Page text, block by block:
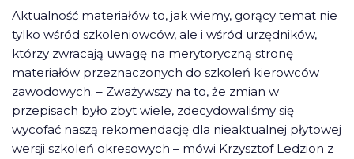
Aktualność materiałów to, jak wiemy, gorący temat nie
tylko wśród szkoleniowców, ale i wśród urzędników,
którzy zwracają uwagę na merytoryczną stronę
materiałów przeznaczonych do szkoleń kierowców
zawodowych. – Zważywszy na to, że zmian w
przepisach było zbyt wiele, zdecydowaliśmy się
wycofać naszą rekomendację dla nieaktualnej płytowej
wersji szkoleń okresowych – mówi Krzysztof Ledzion z